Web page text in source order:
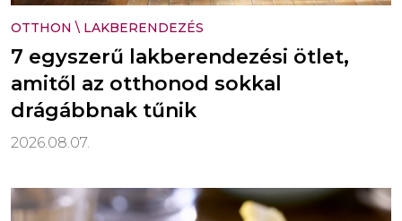
OTTHON \ LAKBERENDEZÉS
7 egyszerű lakberendezési ötlet,
amitől az otthonod sokkal
drágábbnak tűnik
2026.08.07.